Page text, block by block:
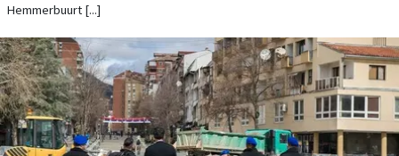
Hemmerbuurt [...]